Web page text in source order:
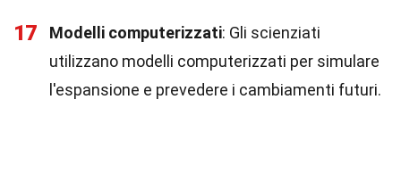
17 Modelli computerizzati: Gli scienziati
utilizzano modelli computerizzati per simulare
l'espansione e prevedere i cambiamenti futuri.